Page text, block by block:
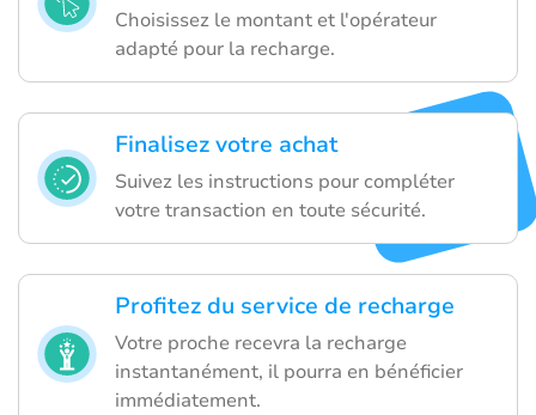
Choisissez le montant et l'opérateur
adapté pour la recharge.
Finalisez votre achat
Suivez les instructions pour compléter
votre transaction en toute sécurité.
Profitez du service de recharge
Votre proche recevra la recharge
instantanément, il pourra en bénéficier
immédiatement.